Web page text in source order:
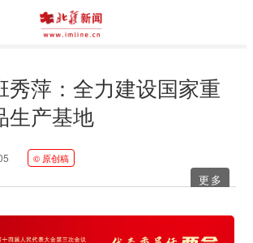
秀萍：全力建设国家重
生产基地
© 原创稿
更多